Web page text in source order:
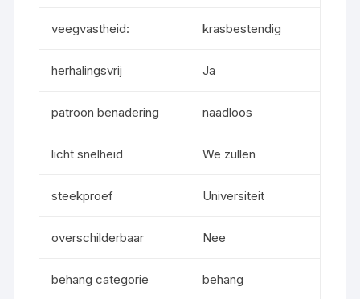
veegvastheid: krasbestendig
herhalingsvrij Ja
patroon benadering naadloos
licht snelheid We zullen
steekproef Universiteit
overschilderbaar Nee
behang categorie behang